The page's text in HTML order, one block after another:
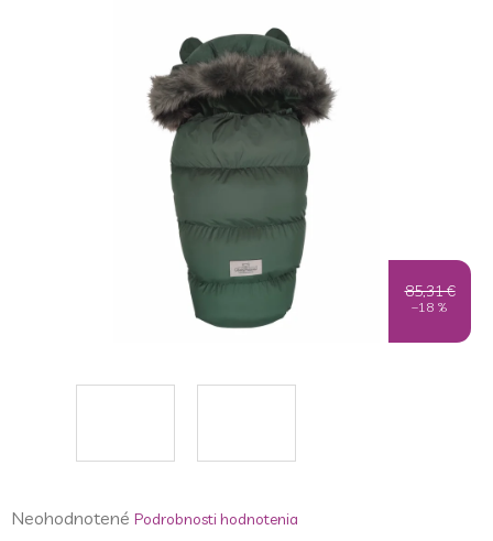
85,31 €
–18 %
Priemerné
Neohodnotené Podrobnosti hodnotenia